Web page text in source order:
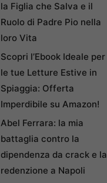
la Figlia che Salva e il
Ruolo di Padre Pio nella
loro Vita
Scopri l’Ebook Ideale per
le tue Letture Estive in
Spiaggia: Offerta
Imperdibile su Amazon!
Abel Ferrara: la mia
battaglia contro la
dipendenza da crack e la
redenzione a Napoli